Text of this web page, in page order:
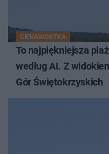
CIEKAWOSTKA
To najpiękniejsza
według AI. Z
Gór Świętokrzyskich